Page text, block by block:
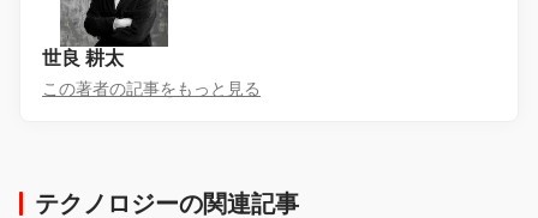
世良 耕太
この著者の記事をもっと見る
テクノロジーの関連記事